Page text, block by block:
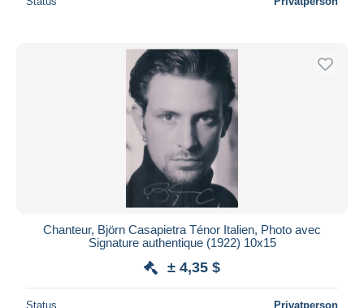
Chanteur, Björn Casapietra Ténor Italien, Photo avec
Signature authentique (1922) 10x15
± 4,35 $
Status Privatperson